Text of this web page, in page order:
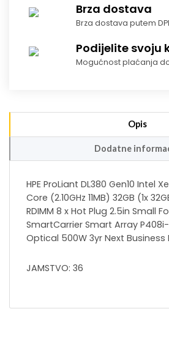
Brza dostava
Brza dostava putem
Podijelite svoju
Mogućnost plaćanja
Opis
Dodatne
HPE ProLiant DL380 Gen10 Intel
Core (2.10GHz 11MB) 32GB (1x
RDIMM 8 x Hot Plug 2.5in Small
SmartCarrier Smart Array P408i-
Optical 500W 3yr Next
JAMSTVO: 36